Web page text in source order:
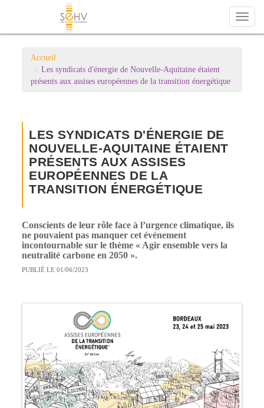
Toggle
Accueil
Les syndicats d'énergie de Nouvelle-Aquitaine étaient
présents aux assises européennes de la transition énergétique
LES SYNDICATS D'ÉNERGIE DE
NOUVELLE-AQUITAINE ÉTAIENT
PRÉSENTS AUX ASSISES
EUROPÉENNES DE LA
TRANSITION ÉNERGÉTIQUE
Conscients de leur rôle face à l’urgence climatique, ils
ne pouvaient pas manquer cet événement
incontournable sur le thème « Agir ensemble vers la
neutralité carbone en 2050 ».
PUBLIÉ LE 01/06/2023